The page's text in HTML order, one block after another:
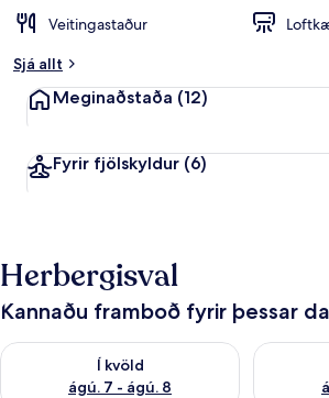
Veitingastaður
Sjá allt
Meginaðstaða (12)
Fyrir fjölskyldur (6)
Herbergisval
Kannaðu framboð fyrir þessar
Í kvöld
ágú. 7 - ágú. 8
Athuga framboð í kvöld ágú. 7 - ágú. 8
Athuga